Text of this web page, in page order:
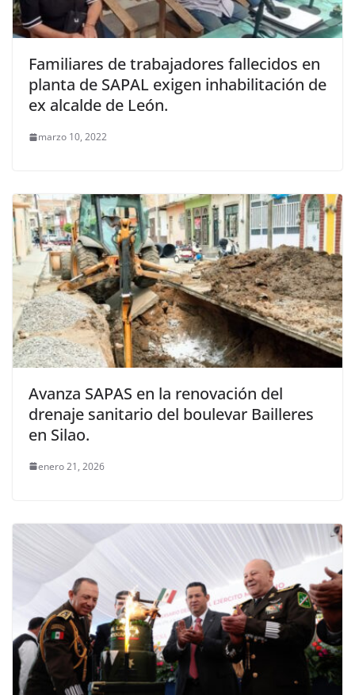
Familiares de trabajadores fallecidos en
planta de SAPAL exigen inhabilitación de
ex alcalde de León.
marzo 10, 2022
Avanza SAPAS en la renovación del
drenaje sanitario del boulevar Bailleres
en Silao.
enero 21, 2026